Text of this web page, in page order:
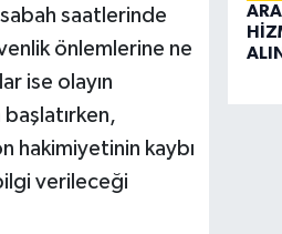
saatlerinde
önlemlerine ne
ise olayın
hakimiyetinin kaybı
verileceği